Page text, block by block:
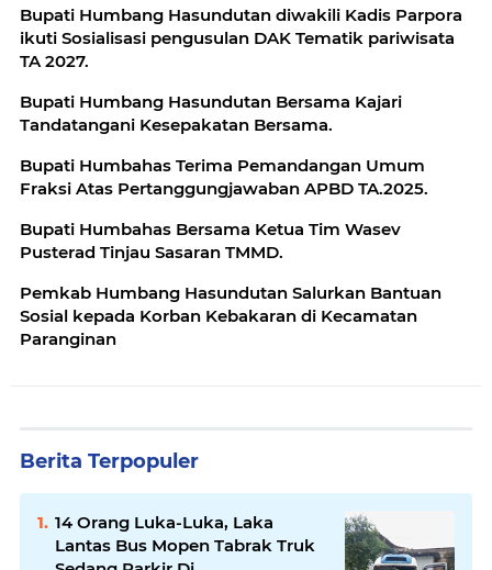
Bupati Humbang Hasundutan diwakili Kadis Parpora
ikuti Sosialisasi pengusulan DAK Tematik pariwisata
TA 2027.
Bupati Humbang Hasundutan Bersama Kajari
Tandatangani Kesepakatan Bersama.
Bupati Humbahas Terima Pemandangan Umum
Fraksi Atas Pertanggungjawaban APBD TA.2025.
Bupati Humbahas Bersama Ketua Tim Wasev
Pusterad Tinjau Sasaran TMMD.
Pemkab Humbang Hasundutan Salurkan Bantuan
Sosial kepada Korban Kebakaran di Kecamatan
Paranginan
Berita Terpopuler
14 Orang Luka-Luka, Laka
Lantas Bus Mopen Tabrak Truk